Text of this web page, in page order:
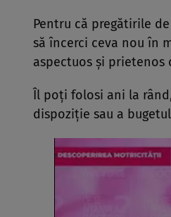
Pentru că pregătirile
să încerci ceva nou în
aspectuos și prietenos
Îl poți folosi ani la
dispoziție sau a